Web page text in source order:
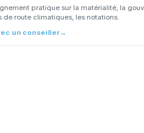
pratique sur la matérialité, la
de route climatiques, les notations.
un conseiller→